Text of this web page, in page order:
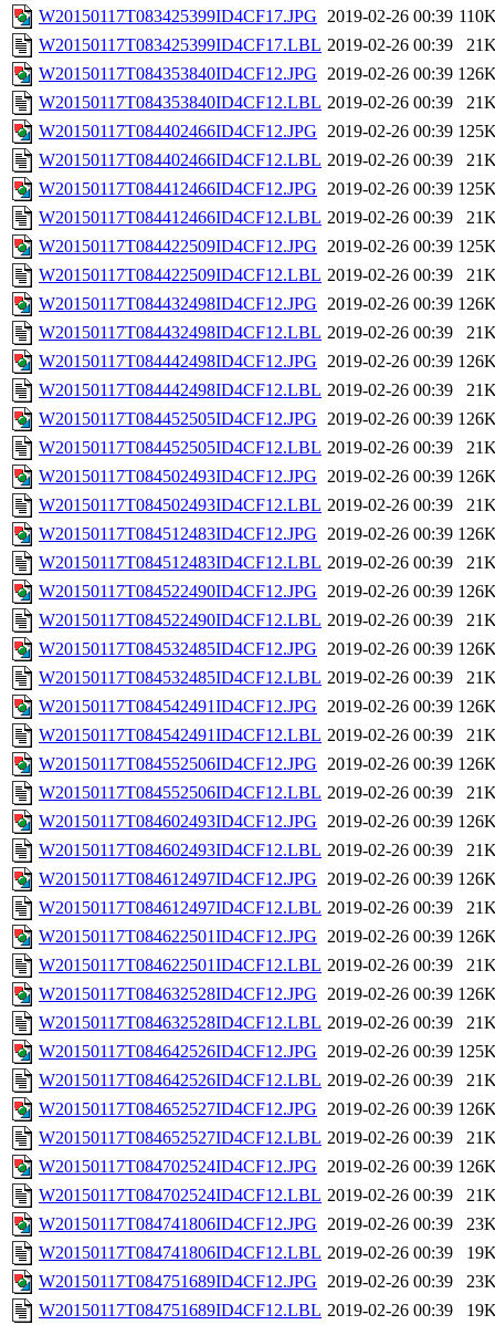
W20150117T083425399ID4CF17.JPG 2019-02-26 00:39
W20150117T083425399ID4CF17.LBL 2019-02-26 00:39
W20150117T084353840ID4CF12.JPG 2019-02-26 00:39
W20150117T084353840ID4CF12.LBL 2019-02-26 00:39
W20150117T084402466ID4CF12.JPG 2019-02-26 00:39
W20150117T084402466ID4CF12.LBL 2019-02-26 00:39
W20150117T084412466ID4CF12.JPG 2019-02-26 00:39
W20150117T084412466ID4CF12.LBL 2019-02-26 00:39
W20150117T084422509ID4CF12.JPG 2019-02-26 00:39
W20150117T084422509ID4CF12.LBL 2019-02-26 00:39
W20150117T084432498ID4CF12.JPG 2019-02-26 00:39
W20150117T084432498ID4CF12.LBL 2019-02-26 00:39
W20150117T084442498ID4CF12.JPG 2019-02-26 00:39
W20150117T084442498ID4CF12.LBL 2019-02-26 00:39
W20150117T084452505ID4CF12.JPG 2019-02-26 00:39
W20150117T084452505ID4CF12.LBL 2019-02-26 00:39
W20150117T084502493ID4CF12.JPG 2019-02-26 00:39
W20150117T084502493ID4CF12.LBL 2019-02-26 00:39
W20150117T084512483ID4CF12.JPG 2019-02-26 00:39
W20150117T084512483ID4CF12.LBL 2019-02-26 00:39
W20150117T084522490ID4CF12.JPG 2019-02-26 00:39
W20150117T084522490ID4CF12.LBL 2019-02-26 00:39
W20150117T084532485ID4CF12.JPG 2019-02-26 00:39
W20150117T084532485ID4CF12.LBL 2019-02-26 00:39
W20150117T084542491ID4CF12.JPG 2019-02-26 00:39
W20150117T084542491ID4CF12.LBL 2019-02-26 00:39
W20150117T084552506ID4CF12.JPG 2019-02-26 00:39
W20150117T084552506ID4CF12.LBL 2019-02-26 00:39
W20150117T084602493ID4CF12.JPG 2019-02-26 00:39
W20150117T084602493ID4CF12.LBL 2019-02-26 00:39
W20150117T084612497ID4CF12.JPG 2019-02-26 00:39
W20150117T084612497ID4CF12.LBL 2019-02-26 00:39
W20150117T084622501ID4CF12.JPG 2019-02-26 00:39
W20150117T084622501ID4CF12.LBL 2019-02-26 00:39
W20150117T084632528ID4CF12.JPG 2019-02-26 00:39
W20150117T084632528ID4CF12.LBL 2019-02-26 00:39
W20150117T084642526ID4CF12.JPG 2019-02-26 00:39
W20150117T084642526ID4CF12.LBL 2019-02-26 00:39
W20150117T084652527ID4CF12.JPG 2019-02-26 00:39
W20150117T084652527ID4CF12.LBL 2019-02-26 00:39
W20150117T084702524ID4CF12.JPG 2019-02-26 00:39
W20150117T084702524ID4CF12.LBL 2019-02-26 00:39
W20150117T084741806ID4CF12.JPG 2019-02-26 00:39
W20150117T084741806ID4CF12.LBL 2019-02-26 00:39
W20150117T084751689ID4CF12.JPG 2019-02-26 00:39
W20150117T084751689ID4CF12.LBL 2019-02-26 00:39